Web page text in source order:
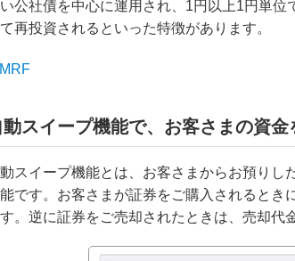
公社債を中心に運用され、1円以上1円単
再投資されるといった特徴があります。
MRF
スイープ機能で、お客さまの資金
スイープ機能とは、お客さまからお預りし
です。お客さまが証券をご購入されるとき
。逆に証券をご売却されたときは、売却代